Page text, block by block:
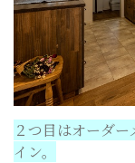
２つ目はオーダ
イン。